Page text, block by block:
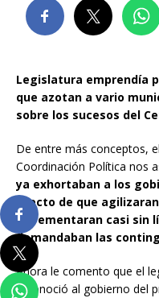
Legislatura emprendía
que azotan a vario
sobre los sucesos del
De entre más conceptos,
Coordinación Política nos
ya exhortaban a los
efecto de que
incrementaran casi sin
demandaban las
Ahora le comento que el
reconoció al gobierno del